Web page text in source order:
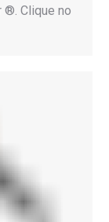
®. Clique no